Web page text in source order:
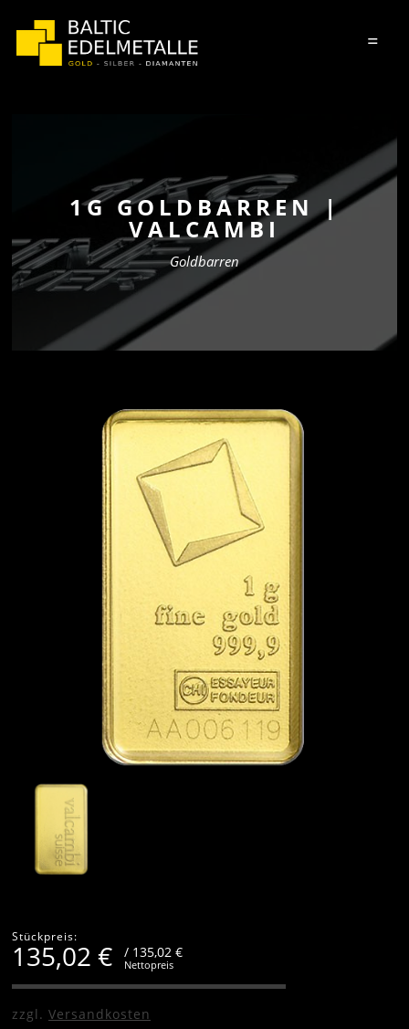
=
1G GOLDBARREN |
VALCAMBI
Goldbarren
Stückpreis:
135,02 € / 135,02 €
Nettopreis
zzgl. Versandkosten